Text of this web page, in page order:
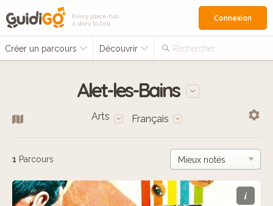
Every place has
a story to tell
Créer un parcours Découvrir Rechercher…
Connexion
Alet-les-Bains
Arts Français
1 Parcours
i